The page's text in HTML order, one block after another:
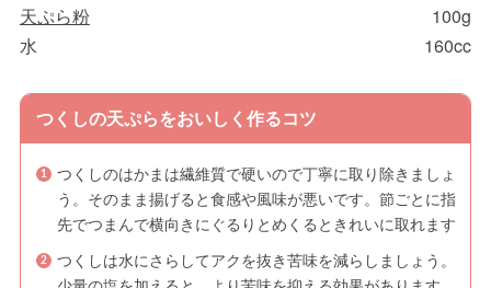
天ぷら粉
100g
水
160cc
つくしの天ぷらをおいしく作るコツ
つくしのはかまは繊維質で硬いので丁寧に取り除きましょ
う。そのまま揚げると食感や風味が悪いです。節ごとに指
先でつまんで横向きにぐるりとめくるときれいに取れます
つくしは水にさらしてアクを抜き苦味を減らしましょう。